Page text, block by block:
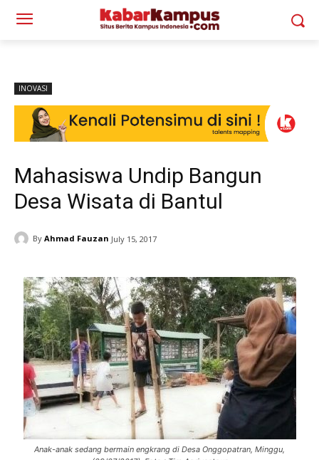
INOVASI
Mahasiswa Undip Bangun
Desa Wisata di Bantul
By Ahmad Fauzan July 15, 2017
Anak-anak sedang bermain engkrang di Desa Onggopatran, Minggu,